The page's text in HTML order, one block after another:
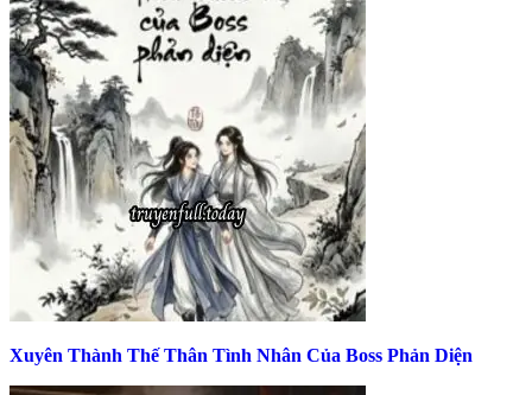
Xuyên Thành Thế Thân Tình Nhân Của Boss Phản Diện